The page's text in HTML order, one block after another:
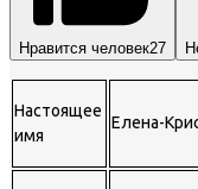
Нравится человек27
Настоящее
имя
Елена-